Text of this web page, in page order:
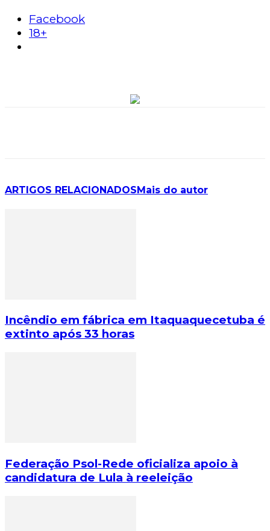
Facebook
18+
ARTIGOS RELACIONADOS Mais do autor
Incêndio em fábrica em Itaquaquecetuba é
extinto após 33 horas
Federação Psol-Rede oficializa apoio à
candidatura de Lula à reeleição